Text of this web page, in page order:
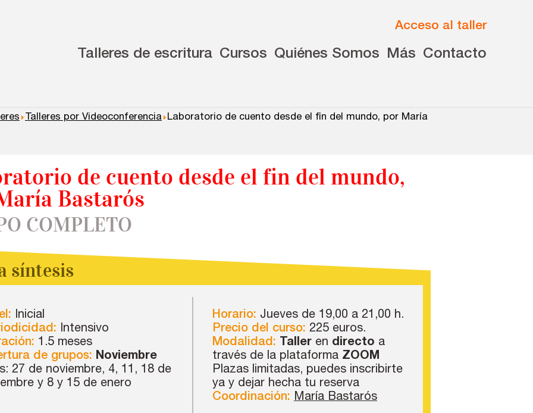
Acceso al taller
Talleres de escritura Cursos Quiénes Somos Más Contacto
Talleres por Videoconferencia Laboratorio de cuento desde el fin del mundo, por María
de cuento desde el fin del mundo,
Bastarós
COMPLETO
síntesis
Inicial
Intensivo
1.5 meses
de grupos: Noviembre
27 de noviembre, 4, 11, 18 de
y 8 y 15 de enero
Horario: Jueves de 19,00 a 21,00 h.
Precio del curso: 225 euros.
Modalidad: Taller en directo a
través de la plataformaZOOM
Plazas limitadas, puedes inscribirte
ya y dejar hecha tu reserva
Coordinación: María Bastarós